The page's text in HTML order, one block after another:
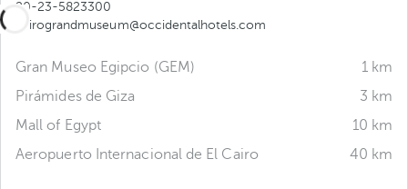
20-23-5823300
cairograndmuseum@occidentalhotels.com
Gran Museo Egipcio (GEM)
1 km
Pirámides de Giza
3 km
Mall of Egypt
10 km
Aeropuerto Internacional de El Cairo
40 km